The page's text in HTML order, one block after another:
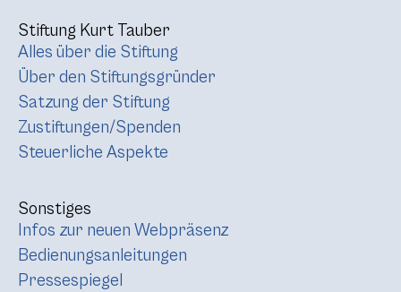
Stiftung Kurt Tauber
Alles über die Stiftung
Über den Stiftungsgründer
Satzung der Stiftung
Zustiftungen/Spenden
Steuerliche Aspekte
Sonstiges
Infos zur neuen Webpräsenz
Bedienungsanleitungen
Pressespiegel